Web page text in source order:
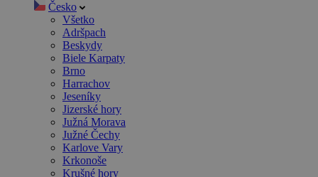
Česko
Všetko
Adršpach
Beskydy
Biele Karpaty
Brno
Harrachov
Jeseníky
Jizerské hory
Južná Morava
Južné Čechy
Karlove Vary
Krkonoše
Krušné hory